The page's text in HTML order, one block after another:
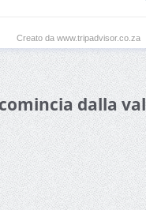
Creato da www.tripadvisor.co.za
dalla